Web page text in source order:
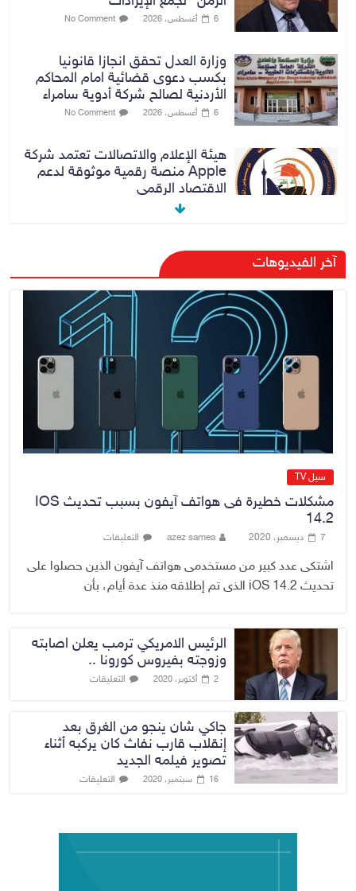
6 أغسطس، 2026 No Comment
وزارة العدل تحقق انجازا قانونيا
بكسب دعوى قضائية امام المحاكم
الأردنية لصالح شركة أدوية سامراء
6 أغسطس، 2026 No Comment
هيئة الإعلام والاتصالات تعتمد شركة
Apple منصة رقمية موثوقة لدعم
الاقتصاد الرقمي
رئيس هيئة النزاهة: لا مظلة تحمي
الفاسدين والمال العام أمانة
الدخيل والشمري يبحثان الملفات
الأمنية في نينوى وجهود دعم
الاستقرار
6 أغسطس، 2026 No Comment
آخر الفيديوهات
سيل TV
مشكلات خطيرة فى هواتف آيفون بسبب تحديث IOS
14.2
7 ديسمبر، 2020 azez samea التعليقات
اشتكى عدد كبير من مستخدمى هواتف آيفون الذين حصلوا على
تحديث iOS 14.2 الذى تم إطلاقه منذ عدة أيام، بأن
الرئيس الامريكي ترمب يعلن اصابته
وزوجته بفيروس كورونا ..
2 أكتوبر، 2020 التعليقات
جاكي شان ينجو من الغرق بعد
إنقلاب قارب نفاث كان يركبه أثناء
تصوير فيلمه الجديد
16 سبتمبر، 2020 التعليقات